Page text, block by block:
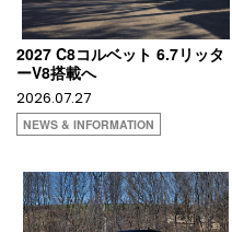
2027 C8コルベット 6.7リッタ
ーV8搭載へ
2026.07.27
NEWS & INFORMATION